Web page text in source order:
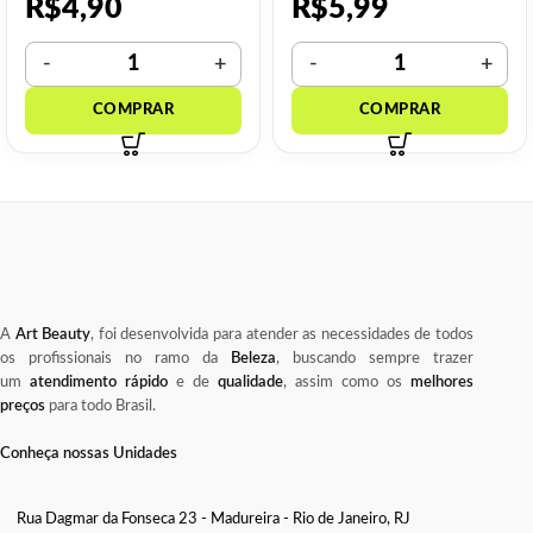
R$4,90 R$5,99
A Art Beauty, foi desenvolvida para atender as necessidades de todos
os profissionais no ramo da
Beleza, buscando sempre trazer
um atendimento rápido e de qualidade, assim como os melhores
preços para todo Brasil.
Conheça nossas Unidades
Rua Dagmar da Fonseca 23 - Madureira - Rio de Janeiro, RJ